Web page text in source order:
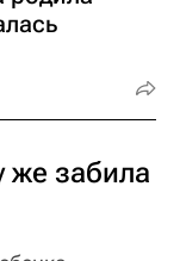
же забила